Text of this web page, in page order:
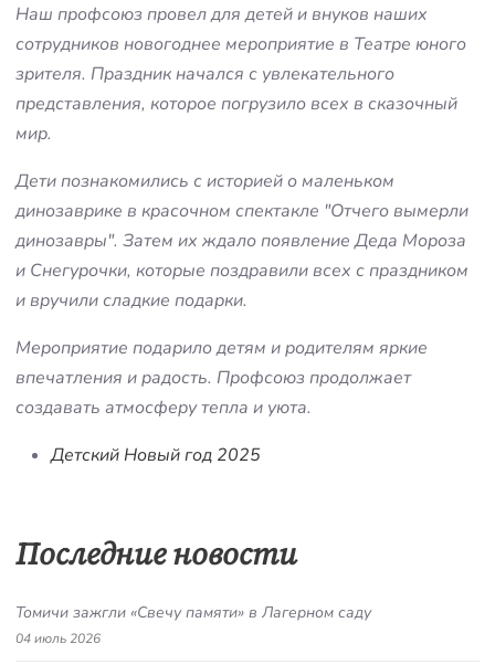
Наш профсоюз провел для детей и внуков наших
сотрудников новогоднее мероприятие в Театре юного
зрителя. Праздник начался с увлекательного
представления, которое погрузило всех в сказочный
мир.
Дети познакомились с историей о маленьком
динозаврике в красочном спектакле "Отчего вымерли
динозавры". Затем их ждало появление Деда Мороза
и Снегурочки, которые поздравили всех с праздником
и вручили сладкие подарки.
Мероприятие подарило детям и родителям яркие
впечатления и радость. Профсоюз продолжает
создавать атмосферу тепла и уюта.
Детский Новый год 2025
Последние новости
Томичи зажгли «Свечу памяти» в Лагерном саду
04 июль 2026